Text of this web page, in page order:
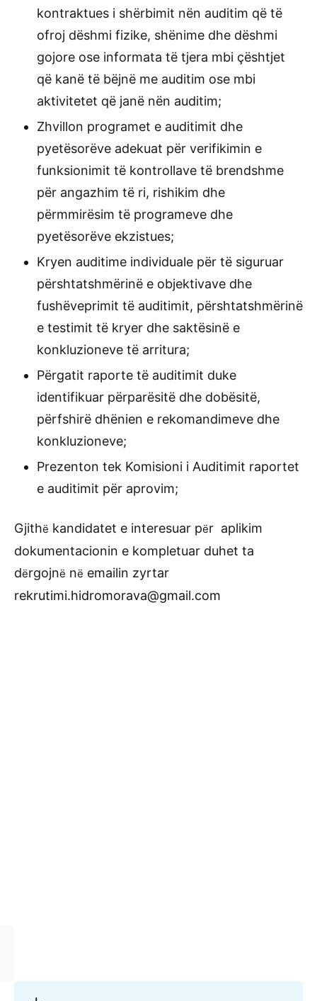
kontraktues i shërbimit nën auditim që të
ofroj dëshmi fizike, shënime dhe dëshmi
gojore ose informata të tjera mbi çështjet
që kanë të bëjnë me auditim ose mbi
aktivitetet që janë nën auditim;
Zhvillon programet e auditimit dhe
pyetësorëve adekuat për verifikimin e
funksionimit të kontrollave të brendshme
për angazhim të ri, rishikim dhe
përmmirësim të programeve dhe
pyetësorëve ekzistues;
Kryen auditime individuale për të siguruar
përshtatshmërinë e objektivave dhe
fushëveprimit të auditimit, përshtatshmërinë
e testimit të kryer dhe saktësinë e
konkluzioneve të arritura;
Përgatit raporte të auditimit duke
identifikuar përparësitë dhe dobësitë,
përfshirë dhënien e rekomandimeve dhe
konkluzioneve;
Prezenton tek Komisioni i Auditimit raportet
e auditimit për aprovim;
Gjithë kandidatet e interesuar për aplikim
dokumentacionin e kompletuar duhet ta
dërgojnë në emailin zyrtar
rekrutimi.hidromorava@gmail.com